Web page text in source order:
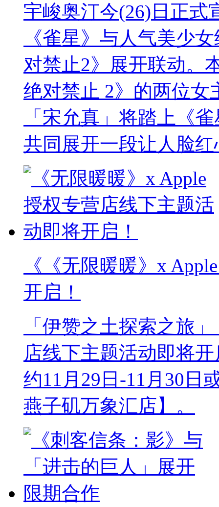
宇峻奥汀今(26)日正式
《雀星》与人气美少
对禁止2》展开联动。
绝对禁止 2》的两位
「宋允真」将踏上《
共同展开一段让人脸
《《无限暖暖》x
开启！
「伊赞之土探索之旅
店线下主题活动即将
约11月29日-11月30日
燕子矶万象汇店】。